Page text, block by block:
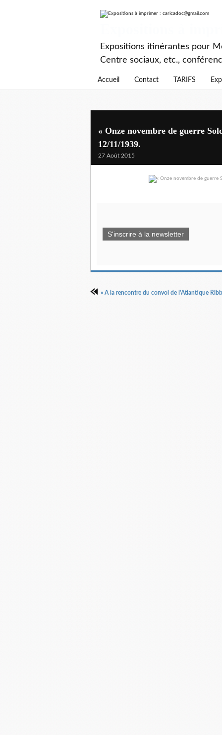
Expositions itinérantes pour
Centre sociaux, etc.,
Accueil Contact TARIFS
« Onze novembre de guerre
12/11/1939.
27 Août 2015
S'inscrire à la newsletter